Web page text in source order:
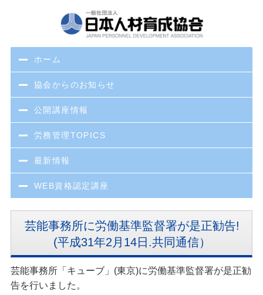
ホーム
協会からのお知らせ
公開講座情報
労務管理TOPICS
最新情報
WEB資格認定講座
芸能事務所に労働基準監督署が是正勧告!
(平成31年2月14日.共同通信）
芸能事務所「キューブ」(東京)に労働基準監督署が是正勧
告を行いました。